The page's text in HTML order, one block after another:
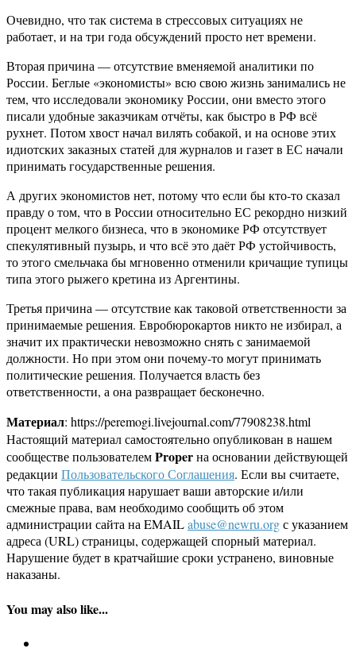
Очевидно, что так система в стрессовых ситуациях не
работает, и на три года обсуждений просто нет времени.
Вторая причина — отсутствие вменяемой аналитики по
России. Беглые «экономисты» всю свою жизнь занимались не
тем, что исследовали экономику России, они вместо этого
писали удобные заказчикам отчёты, как быстро в РФ всё
рухнет. Потом хвост начал вилять собакой, и на основе этих
идиотских заказных статей для журналов и газет в ЕС начали
принимать государственные решения.
А других экономистов нет, потому что если бы кто-то сказал
правду о том, что в России относительно ЕС рекордно низкий
процент мелкого бизнеса, что в экономике РФ отсутствует
спекулятивный пузырь, и что всё это даёт РФ устойчивость,
то этого смельчака бы мгновенно отменили кричащие тупицы
типа этого рыжего кретина из Аргентины.
Третья причина — отсутствие как таковой ответственности за
принимаемые решения. Евробюрокартов никто не избирал, а
значит их практически невозможно снять с занимаемой
должности. Но при этом они почему-то могут принимать
политические решения. Получается власть без
ответственности, а она развращает бесконечно.
Материал: https://peremogi.livejournal.com/77908238.html
Настоящий материал самостоятельно опубликован в нашем
сообществе пользователемProperна основании действующей
редакции Пользовательского Соглашения. Если вы считаете,
что такая публикация нарушает ваши авторские и/или
смежные права, вам необходимо сообщить об этом
администрации сайта на EMAILabuse@newru.orgс указанием
адреса (URL) страницы, содержащей спорный материал.
Нарушение будет в кратчайшие сроки устранено, виновные
наказаны.
You may also like...